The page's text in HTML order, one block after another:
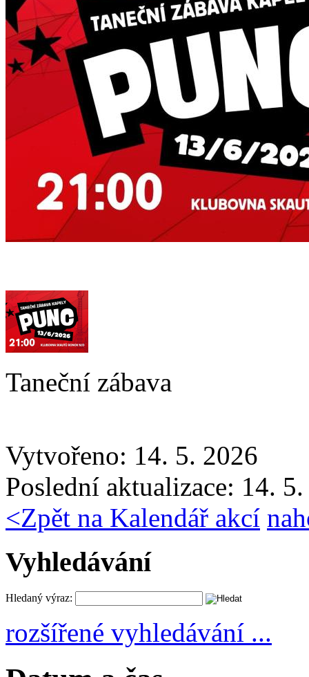
Taneční zábava
Vytvořeno: 14. 5. 2026
Poslední aktualizace: 14.
<Zpět na Kalendář akcí
Vyhledávání
Hledaný výraz:
rozšířené vyhledávání ...